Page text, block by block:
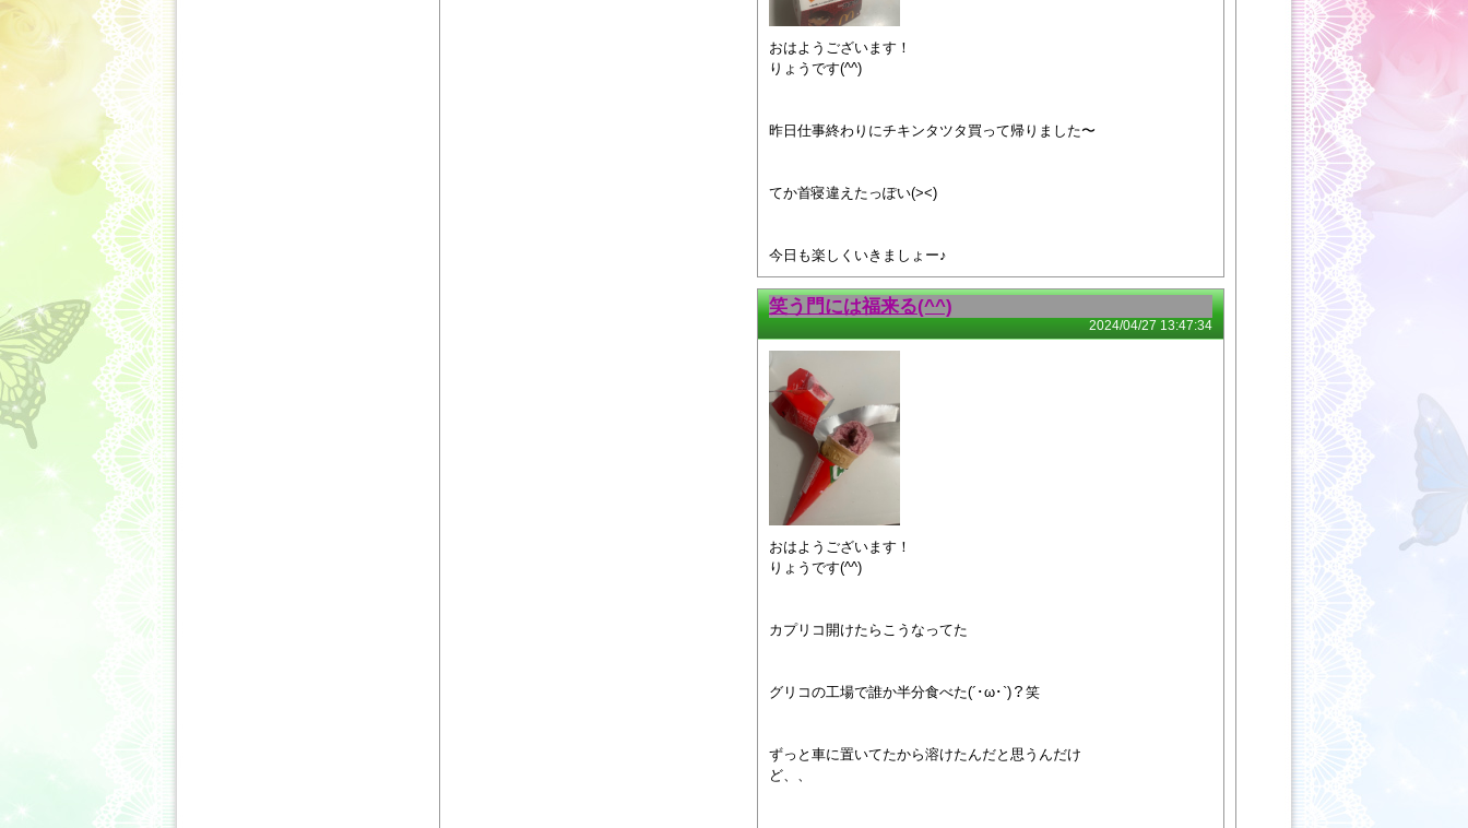
おはようございます！
りょうです(^^)
昨日仕事終わりにチキンタツタ買って帰りました〜
てか首寝違えたっぽい(><)
今日も楽しくいきましょー♪
笑う門には福来る(^^)
2024/04/27 13:47:34
おはようございます！
りょうです(^^)
カプリコ開けたらこうなってた
グリコの工場で誰か半分食べた(´･ω･`)？笑
ずっと車に置いてたから溶けたんだと思うんだけ
ど、、